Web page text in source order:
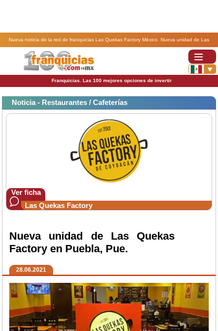
Nueva noticia de la red de franquicias Las Quekas Factory México. Nueva unidad de Las
Quekas Factory en Puebla, Pue..
Franquicias. Las 100 mejores opciones de invertir
Noticia - Restaurantes / Cafeterías
Ver ficha
Las Quekas Factory
Nueva unidad de Las Quekas
Factory en Puebla, Pue.
28.06.2021